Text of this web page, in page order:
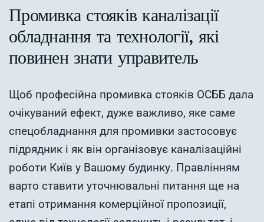
Промивка стояків каналізації
обладнання та технології, які
повинен знати управитель
Щоб професійна промивка стояків ОСББ дала
очікуваний ефект, дуже важливо, яке саме
спецобладнання для промивки застосовує
підрядник і як він організовує каналізаційні
роботи Київ у Вашому будинку. Правлінням
варто ставити уточнювальні питання ще на
етапі отримання комерційної пропозиції,